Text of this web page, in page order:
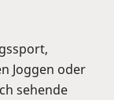
Joggen oder
sehende